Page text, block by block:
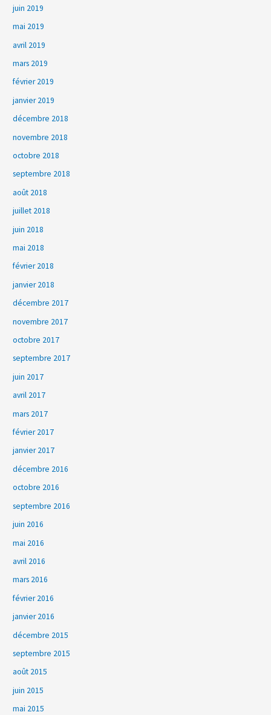
juin 2019
mai 2019
avril 2019
mars 2019
février 2019
janvier 2019
décembre 2018
novembre 2018
octobre 2018
septembre 2018
août 2018
juillet 2018
juin 2018
mai 2018
février 2018
janvier 2018
décembre 2017
novembre 2017
octobre 2017
septembre 2017
juin 2017
avril 2017
mars 2017
février 2017
janvier 2017
décembre 2016
octobre 2016
septembre 2016
juin 2016
mai 2016
avril 2016
mars 2016
février 2016
janvier 2016
décembre 2015
septembre 2015
août 2015
juin 2015
mai 2015